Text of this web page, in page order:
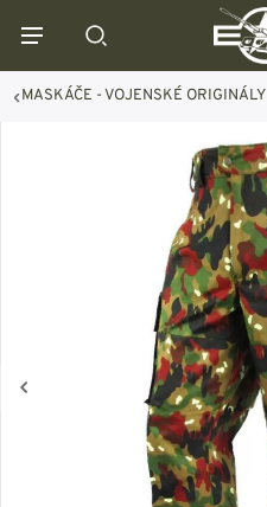
MASKÁČE - VOJENSKÉ ORIGINÁLY